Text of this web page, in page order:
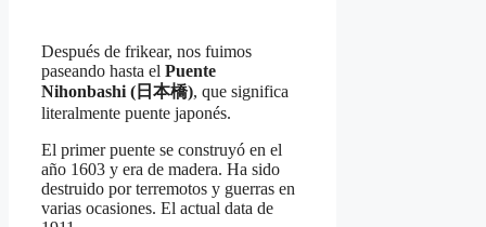
Después de frikear, nos fuimos
paseando hasta el Puente
Nihonbashi (日本橋), que significa
literalmente puente japonés.
El primer puente se construyó en el
año 1603 y era de madera. Ha sido
destruido por terremotos y guerras en
varias ocasiones. El actual data de